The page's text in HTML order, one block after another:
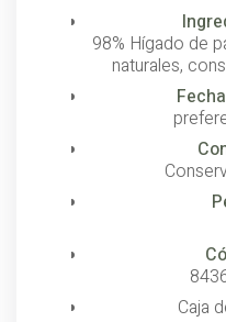
98% Hígado de
naturales,
Caja